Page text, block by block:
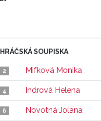
HRÁČSKÁ SOUPISKA
2 Mifková Monika
4 Indrová Helena
6 Novotná Jolana